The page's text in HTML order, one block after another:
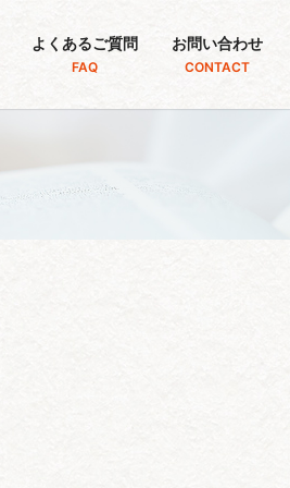
よくあるご質問
FAQ
お問い合わせ
CONTACT